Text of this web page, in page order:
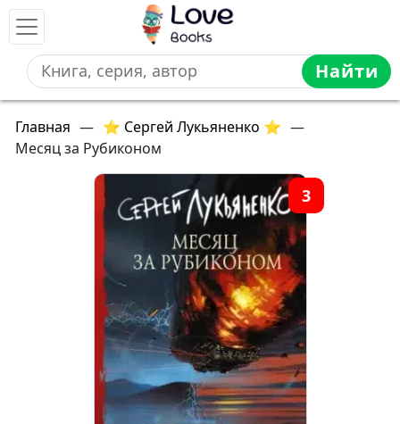
Найти
Главная — ⭐ Сергей Лукьяненко ⭐ —
Месяц за Рубиконом
3